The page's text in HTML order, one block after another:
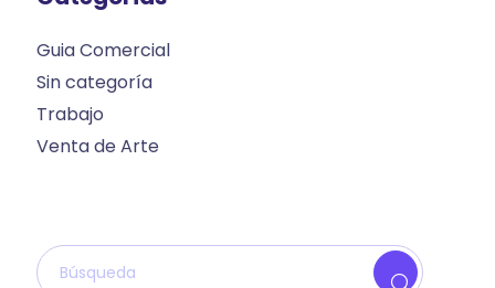
Guia Comercial
Sin categoría
Trabajo
Venta de Arte